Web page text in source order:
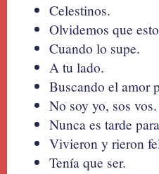
Celestinos.
Olvidemos que
Cuando lo supe.
A tu lado.
Buscando el amor
No soy yo, sos vos.
Nunca es tarde
Vivieron y rieron
Tenía que ser.